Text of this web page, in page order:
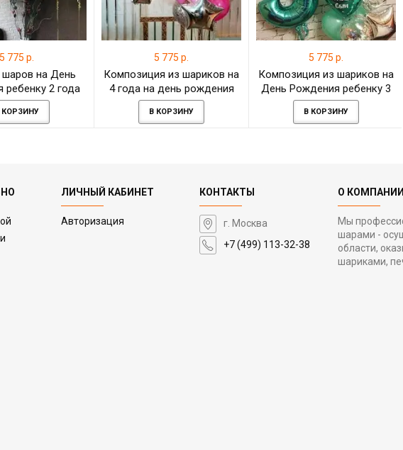
5 775 р.
шаров на День
ребенку 2 года
рождения
КОРЗИНУ
5 775 р.
Композиция из шариков на
4 года на день рождения
девочке
В КОРЗИНУ
5 775 р.
Композиция из шариков на
День Рождения ребенку 3
года на день рождения
В КОРЗИНУ
ЛИЧНЫЙ КАБИНЕТ
Авторизация
КОНТАКТЫ
г. Москва
+7 (499) 113-32-38
О КОМПАНИИ
Мы
шарами -
области,
шариками,